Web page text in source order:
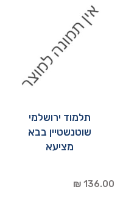
תלמוד ירושלמי
שוטנשטיין בבא
מציעא
136.00 ₪